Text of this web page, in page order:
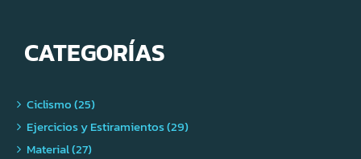
CATEGORÍAS
Ciclismo (25)
Ejercicios y Estiramientos (29)
Material (27)